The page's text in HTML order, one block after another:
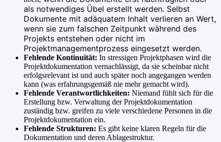
als notwendiges Übel erstellt werden. Selbst
Dokumente mit adäquatem Inhalt verlieren an Wert,
wenn sie zum falschen Zeitpunkt während des
Projekts entstehen oder nicht im
Projektmanagementprozess eingesetzt werden.
Fehlende Kontinuität: In stressigen Projektphasen wird die
Projektdokumentation vernachlässigt, da sie scheinbar nicht
erfolgsrelevant ist und auch später noch angegangen werden
kann (was erfahrungsgemäß nie mehr gemacht wird).
Fehlende Verantwortlichkeiten: Niemand fühlt sich für die
Erstellung bzw. Verwaltung der Projektdokumentation
zuständig bzw. greifen zu viele verschiedene Personen in die
Projektdokumentation ein.
Fehlende Strukturen: Es gibt keine klaren Regeln für die
Dokumentation und deren Ablagestruktur.